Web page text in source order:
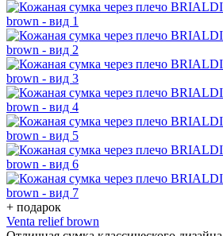
+ подарок
Venta relief brown